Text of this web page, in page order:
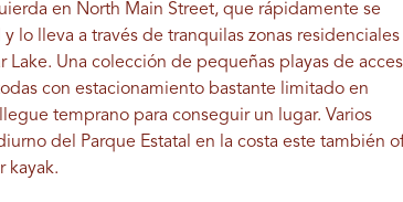
en North Main Street, que rápidamente se
lo lleva a través de tranquilas zonas residenciales
Lake. Una colección de pequeñas playas de
con estacionamiento bastante limitado en
temprano para conseguir un lugar. Varios
del Parque Estatal en la costa este también
kayak.